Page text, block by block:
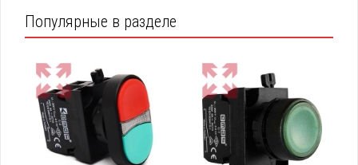
Популярные в разделе